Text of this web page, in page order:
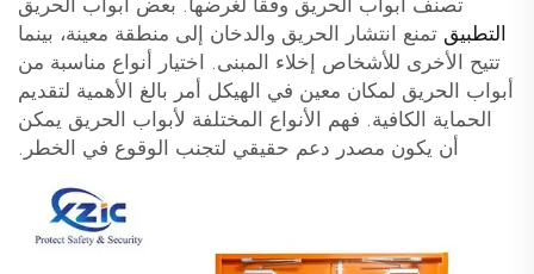
التطبيق تمنع انتشار الحريق والدخان إلى منطقة معينة، بينما
تتيح الأخرى للأشخاص إخلاء المبنى. اختيار أنواع مناسبة من
أبواب الحريق لمكان معين في الهيكل أمر بالغ الأهمية لتقديم
الحماية الكافية. فهم الأنواع المختلفة لأبواب الحريق يمكن
أن يكون مصدر دعم حقيقي لتجنب الوقوع في الخطر.